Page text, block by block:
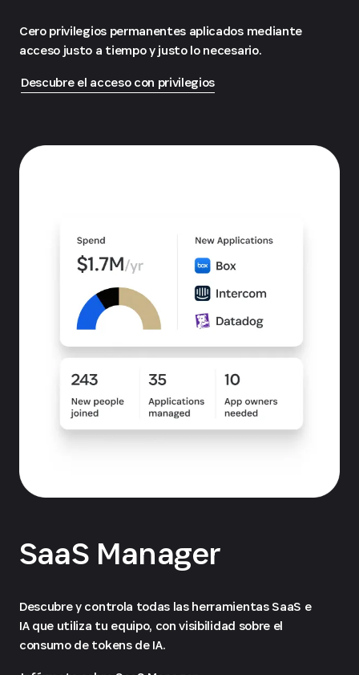
Cero privilegios permanentes aplicados mediante
acceso justo a tiempo y justo lo necesario.
Descubre el acceso con privilegios
SaaS Manager
Descubre y controla todas las herramientas SaaS e
IA que utiliza tu equipo, con visibilidad sobre el
consumo de tokens de IA.